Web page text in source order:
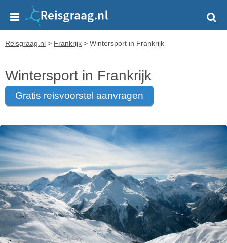
Reisgraag.nl > Frankrijk > Wintersport in Frankrijk
Wintersport in Frankrijk
gratis reisvoorstel aanvragen